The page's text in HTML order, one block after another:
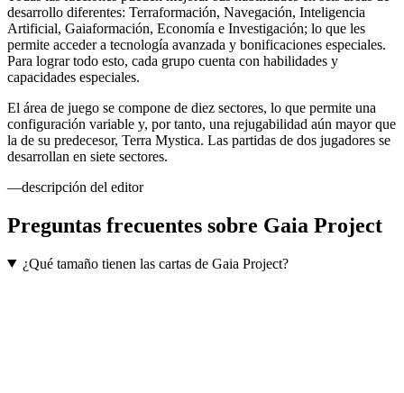
desarrollo diferentes: Terraformación, Navegación, Inteligencia
Artificial, Gaiaformación, Economía e Investigación; lo que les
permite acceder a tecnología avanzada y bonificaciones especiales.
Para lograr todo esto, cada grupo cuenta con habilidades y
capacidades especiales.
El área de juego se compone de diez sectores, lo que permite una
configuración variable y, por tanto, una rejugabilidad aún mayor que
la de su predecesor, Terra Mystica. Las partidas de dos jugadores se
desarrollan en siete sectores.
—descripción del editor
Preguntas frecuentes sobre Gaia Project
¿Qué tamaño tienen las cartas de Gaia Project?